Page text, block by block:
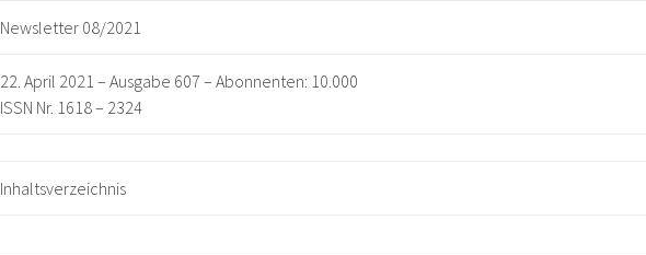
Newsletter 08/2021
22. April 2021 – Ausgabe 607 – Abonnenten: 10.000
ISSN Nr. 1618 – 2324
Inhaltsverzeichnis